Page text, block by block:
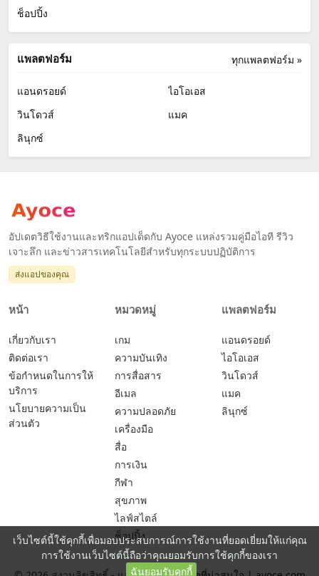
ช็อปปิ้ง
ทุกแพลตฟอร์ม »
แพลตฟอร์ม
แอนดรอยด์
ไอโอเอส
วินโดวส์
แมค
ลินุกซ์
อัปเดตวิธีใช้งานและทริกแอปเด็ดกับ Ayoce แหล่งรวมคู่มือไอที รีวิว
เจาะลึก และข่าวสารเทคโนโลยีสำหรับทุกระบบปฏิบัติการ
ส่งแอปของคุณ
หน้า
เกี่ยวกับเรา
ติดต่อเรา
ข้อกำหนดในการให้
บริการ
นโยบายความเป็น
ส่วนตัว
หมวดหมู่
เกม
ความบันเทิง
การสื่อสาร
อีเมล
ความปลอดภัย
เครื่องมือ
สื่อ
การเงิน
กีฬา
สุขภาพ
ไลฟ์สไตล์
ช็อปปิ้ง
แพลตฟอร์ม
แอนดรอยด์
ไอโอเอส
วินโดวส์
แมค
ลินุกซ์
เว็บไซต์นี้ใช้คุกกี้เพื่อมอบประสบการณ์การใช้งานที่ยอดเยี่ยมให้แก่คุณ
การใช้งานเว็บไซต์นี้ถือว่าคุณยอมรับการใช้คุกกี้ของเรา
ฉันยอมรับคุกกี้